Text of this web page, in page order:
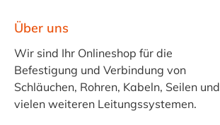
Über uns
Wir sind Ihr Onlineshop für die
Befestigung und Verbindung von
Schläuchen, Rohren, Kabeln, Seilen und
vielen weiteren Leitungssystemen.